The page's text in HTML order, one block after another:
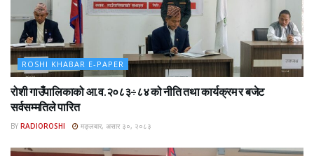
ROSHI KHABAR E-PAPER
रोशी गाउँपालिकाको आ.व.२०८३÷८४ को नीति तथा कार्यक्रम र बजेट
सर्वसम्मतिले पारित
BY RADIOROSHI मङ्लबार, असार ३०, २०८३